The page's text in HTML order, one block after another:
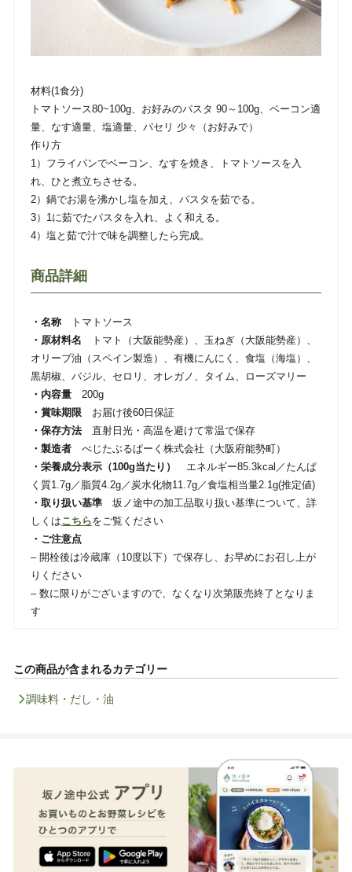
材料(1食分)
トマトソース80~100g、お好みのパスタ 90～100g、ベーコン適
量、なす適量、塩適量、パセリ 少々（お好みで）
作り方
1）フライパンでベーコン、なすを焼き、トマトソースを入
れ、ひと煮立ちさせる。
2）鍋でお湯を沸かし塩を加え、パスタを茹でる。
3）1に茹でたパスタを入れ、よく和える。
4）塩と茹で汁で味を調整したら完成。
商品詳細
・名称トマトソース
・原材料名 トマト（大阪能勢産）、玉ねぎ（大阪能勢産）、
オリーブ油（スペイン製造）、有機にんにく、食塩（海塩）、
黒胡椒、バジル、セロリ、オレガノ、タイム、ローズマリー
・内容量200g
・賞味期限お届け後60日保証
・保存方法直射日光・高温を避けて常温で保存
・製造者べじたぶるぱーく株式会社（大阪府能勢町）
・栄養成分表示（100g当たり）
エネルギー85.3kcal／たんぱ
く質1.7g／脂質4.2g／炭水化物11.7g／食塩相当量2.1g(推定値)
・取り扱い基準坂ノ途中の加工品取り扱い基準について、詳
しくはこちらをご覧ください
・ご注意点
– 開栓後は冷蔵庫（10度以下）で保存し、お早めにお召し上が
りください
– 数に限りがございますので、なくなり次第販売終了となりま
す
この商品が含まれるカテゴリー
調味料・だし・油